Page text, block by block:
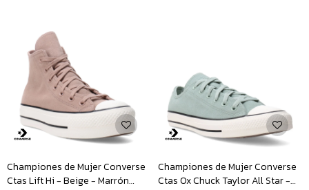
Championes de Mujer Converse
Ctas Lift Hi - Beige - Marrón
Championes de Mujer Converse
Ctas Ox Chuck Taylor All Star -